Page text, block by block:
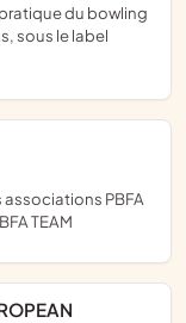
sous le label
TEAM